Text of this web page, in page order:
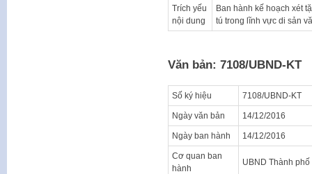
Trích yếu
nội dung
Ban hành kế hoạch xét
tú trong lĩnh vực di sản
Văn bản: 7108/UBND-KT
Số ký hiệu 7108/UBND-KT
Ngày văn bản 14/12/2016
Ngày ban hành 14/12/2016
Cơ quan ban
hành
UBND Thành phố